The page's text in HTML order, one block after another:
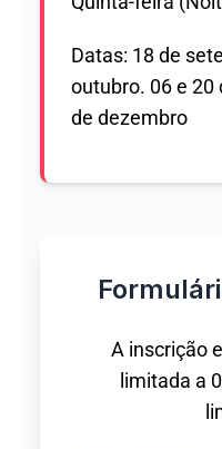
Datas: 18 de
outubro. 06 e 20
de dezembro
A inscrição
limitada a